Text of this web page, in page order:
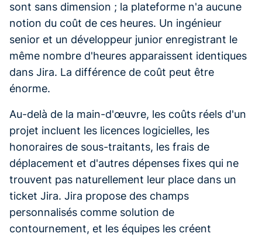
sont sans dimension ; la plateforme n'a aucune
notion du coût de ces heures. Un ingénieur
senior et un développeur junior enregistrant le
même nombre d'heures apparaissent identiques
dans Jira. La différence de coût peut être
énorme.
Au-delà de la main-d'œuvre, les coûts réels d'un
projet incluent les licences logicielles, les
honoraires de sous-traitants, les frais de
déplacement et d'autres dépenses fixes qui ne
trouvent pas naturellement leur place dans un
ticket Jira. Jira propose des champs
personnalisés comme solution de
contournement, et les équipes les créent